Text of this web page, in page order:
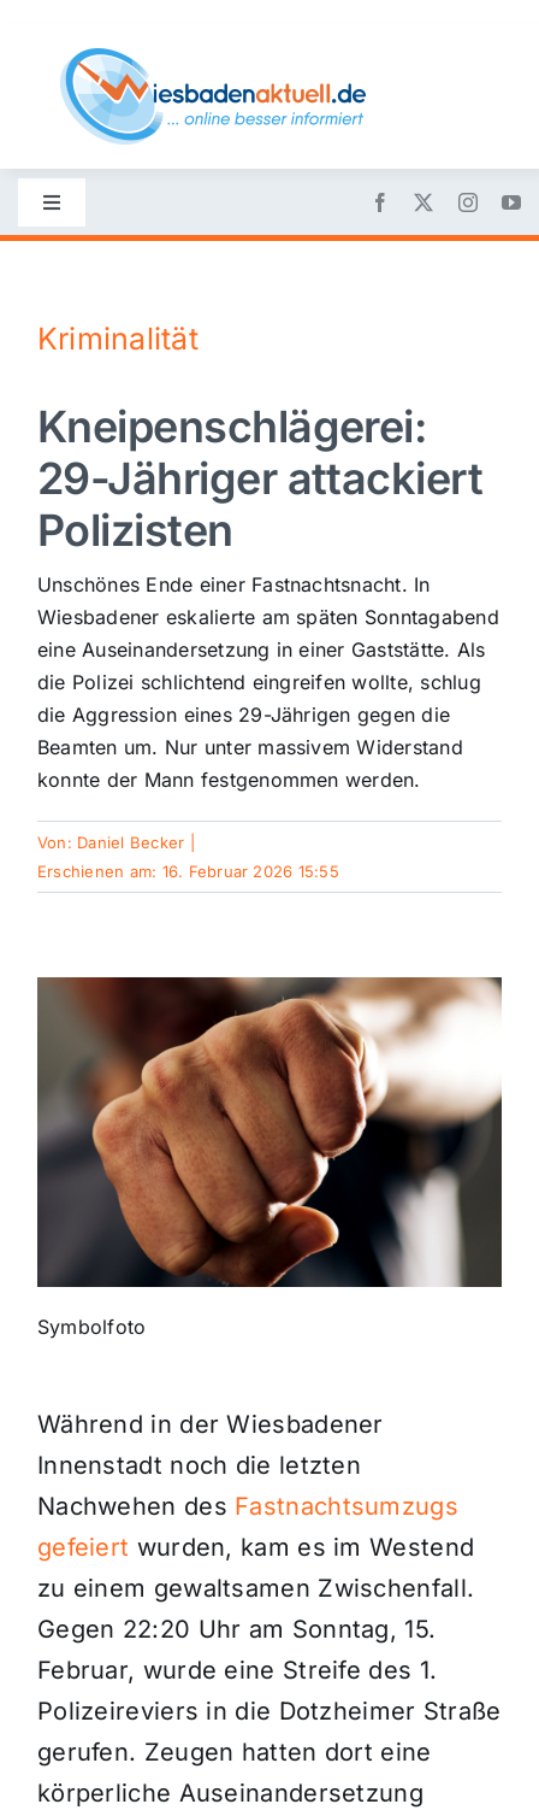
content
Toggle
Navigation
Nachrichten
Politik
Wirtschaft
Sport
Kultur
Panorama
Mein Stadtteil
Galerie
Verkehrsmeldungen
Polizeimeldungen
Themen und Termine
Gewinnspiele
Kriminalität
Kneipenschlägerei:
29-Jähriger attackiert
Polizisten
Unschönes Ende einer Fastnachtsnacht. In
Wiesbadener eskalierte am späten Sonntagabend
eine Auseinandersetzung in einer Gaststätte. Als
die Polizei schlichtend eingreifen wollte, schlug
die Aggression eines 29-Jährigen gegen die
Beamten um. Nur unter massivem Widerstand
konnte der Mann festgenommen werden.
Von: Daniel Becker
Erschienen am: 16. Februar 2026 15:55
Symbolfoto
Während in der Wiesbadener
Innenstadt noch die letzten
Nachwehen des Fastnachtsumzugs
gefeiert wurden, kam es im Westend
zu einem gewaltsamen Zwischenfall.
Gegen 22:20 Uhr am Sonntag, 15.
Februar, wurde eine Streife des 1.
Polizeireviers in die Dotzheimer Straße
gerufen. Zeugen hatten dort eine
körperliche Auseinandersetzung